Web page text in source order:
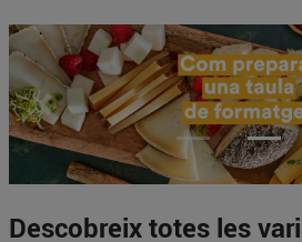
Focus first
Previous
Descobreix totes les